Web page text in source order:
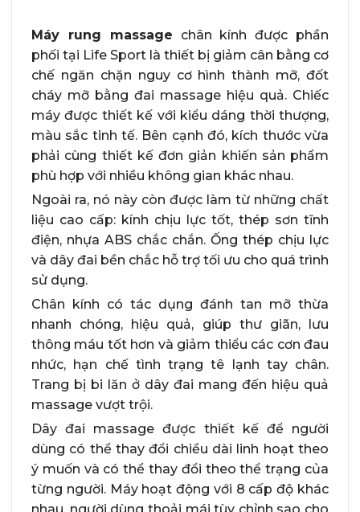
Máy rung massage chân kính được phần
phối tại Life Sport là thiết bị giảm cân bằng cơ
chế ngăn chặn nguy cơ hình thành mỡ, đốt
cháy mỡ bằng đai massage hiệu quả. Chiếc
máy được thiết kế với kiểu dáng thời thượng,
màu sắc tinh tế. Bên cạnh đó, kích thước vừa
phải cùng thiết kế đơn giản khiến sản phẩm
phù hợp với nhiều không gian khác nhau.
Ngoài ra, nó này còn được làm từ những chất
liệu cao cấp: kính chịu lực tốt, thép sơn tĩnh
điện, nhựa ABS chắc chắn. Ống thép chịu lực
và dây đai bền chắc hỗ trợ tối ưu cho quá trình
sử dụng.
Chân kính có tác dụng đánh tan mỡ thừa
nhanh chóng, hiệu quả, giúp thư giãn, lưu
thông máu tốt hơn và giảm thiểu các cơn đau
nhức, hạn chế tình trạng tê lạnh tay chân.
Trang bị bi lăn ở dây đai mang đến hiệu quả
massage vượt trội.
Dây đai massage được thiết kế để người
dùng có thể thay đổi chiều dài linh hoạt theo
ý muốn và có thể thay đổi theo thể trạng của
từng người. Máy hoạt động với 8 cấp độ khác